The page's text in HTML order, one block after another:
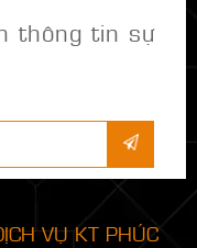
thông tin sự
VỤ KT PHÚC